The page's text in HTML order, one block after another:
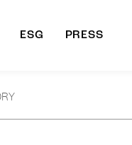
ESG PRESS